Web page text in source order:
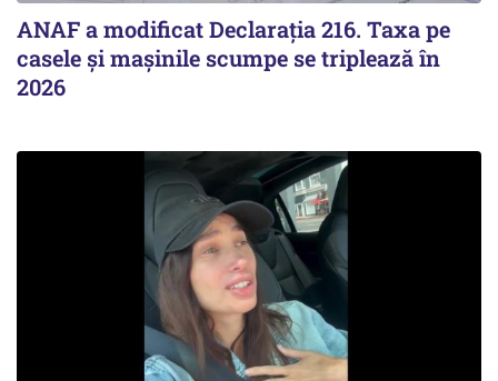
ANAF a modificat Declarația 216. Taxa pe
casele și mașinile scumpe se triplează în
2026